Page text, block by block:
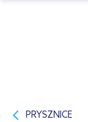
PRYSZNICE